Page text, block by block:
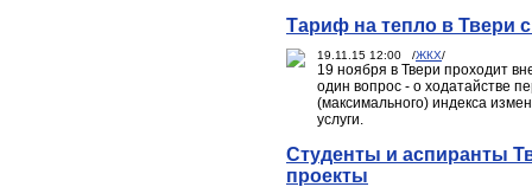
Тариф на тепло в Твери
19.11.15 12:00 /ЖКХ/
19 ноября в Твери проходит
один вопрос - о ходатайстве
(максимального) индекса
услуги.
Студенты и аспиранты
проекты